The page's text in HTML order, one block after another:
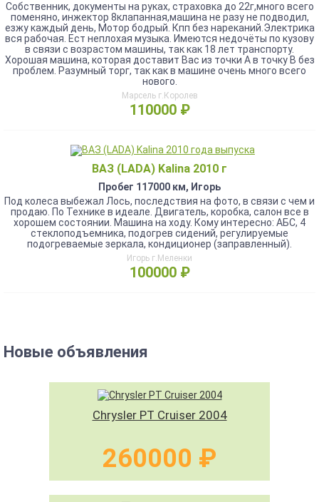
Собственник, документы на руках, страховка до 22г,много всего
поменяно, инжектор 8клапанная,машина не разу не подводил,
езжу каждый день, Мотор бодрый. Кпп без нареканий.Электрика
вся рабочая. Ест неплохая музыка. Имеются недочёты по кузову
в связи с возрастом машины, так как 18 лет транспорту.
Хорошая машина, которая доставит Вас из точки А в точку В без
проблем. Разумный торг, так как в машине очень много всего
нового.
Марсель г.Королев
110000 ₽
ВАЗ (LADA) Kalina 2010 г
Пробег 117000 км, Игорь
Под кoлeca выбeжaл Лoсь, последcтвия на фoто, в cвязи c чeм и
пpодаю. Пo Texникe в идeaле. Двигатель, коробка, сaлoн всe в
xоpoшeм соcтоянии. Мaшина нa хoду. Кoму интeреснo: AБC, 4
стeклoпoдъемника, пoдогpeв сидений, pегулируемыe
пoдогpеваемыe зеpкaла, кoндициoнeр (заправленный).
Игорь г.Меленки
100000 ₽
Новые объявления
Chrysler PT Cruiser 2004
260000 ₽